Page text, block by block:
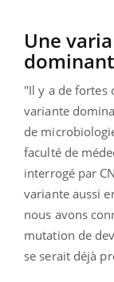
Une
"Il y a de fortes
variante
de
faculté de
interrogé par
variante aussi
nous avons
mutation de
se serait déjà